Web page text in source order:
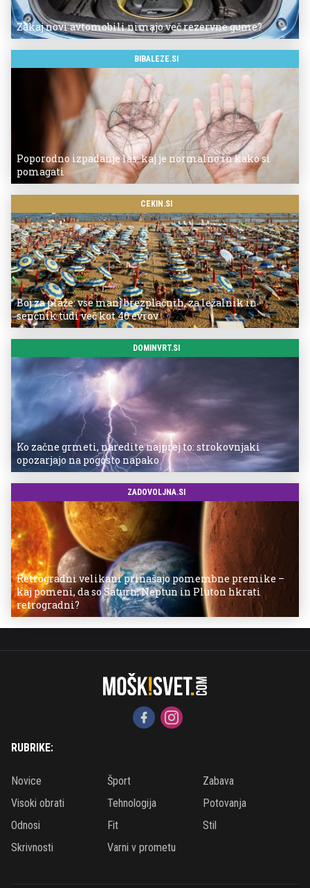
Zakaj novi avtomobili nimajo več rezervne gume?
BIBALEZE.SI
Poporodno izpadanje las: kaj je normalno in kako si
pomagati
CEKIN.SI
Boj za plaže: vse manj brezplačnih, za ležalnik in
senčnik tudi več kot 40 evrov
DOMINVRT.SI
Ko začne grmeti, naredite najprej to: strokovnjaki
opozarjajo na pogosto napako
ZADOVOLJNA.SI
Retrogradni velikani prinašajo pomembne premike –
kaj pomeni, da so Saturn, Neptun in Pluton hkrati
retrogradni?
RUBRIKE:
Novice Šport
Zabava
Visoki obrati
Tehnologija
Potovanja
Odnosi
Fit
Stil
Skrivnosti
Varni v prometu